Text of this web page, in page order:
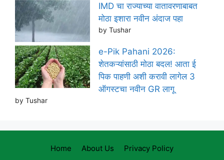
IMD चा राज्याच्या वातावरणाबाबत
मोठा इशारा नवीन अंदाज पहा
by Tushar
e-Pik Pahani 2026:
शेतकऱ्यांसाठी मोठा बदल! आता ई
पिक पाहणी अशी करावी लागेल 3
ऑगस्टचा नवीन GR लागू
by Tushar
Home About Us
Privacy Policy